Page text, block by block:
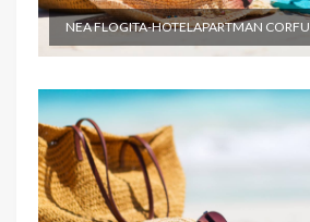
NEA FLOGITA-HOTELAPARTMAN CORFU